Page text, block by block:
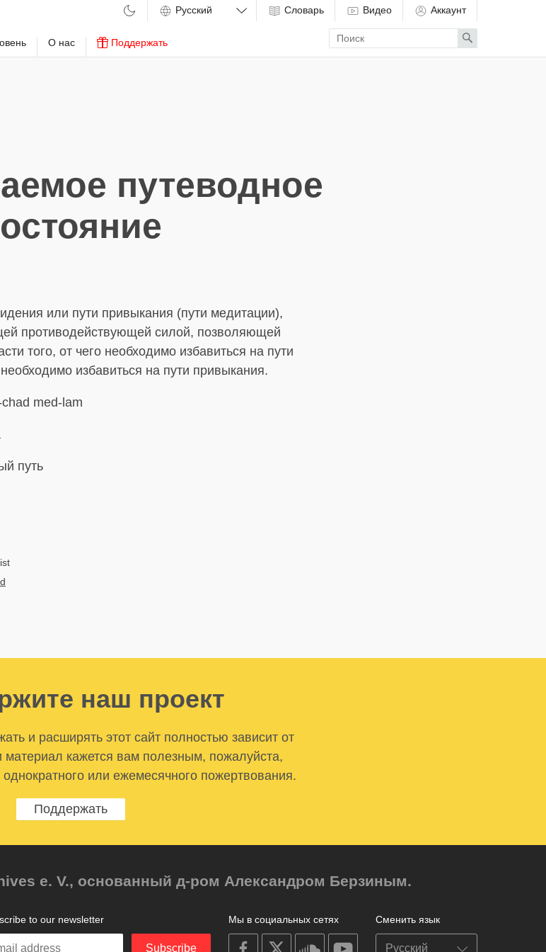
О нас Поддержать
Словарь Видео Аккаунт
Enter
search
term
Search
путеводное
или пути привыкания (пути медитации),
противодействующей силой, позволяющей
того, от чего необходимо избавиться на пути
избавиться на пути привыкания.
med-lam
путь
наш проект
и расширять этот сайт полностью зависит от
кажется вам полезным, пожалуйста,
или ежемесячного пожертвования.
Поддержать
e. V., основанный д-ром Александром Берзиным.
Сменить язык
Мы в социальных сетях
on
on
on
to our newsletter
Subscribe